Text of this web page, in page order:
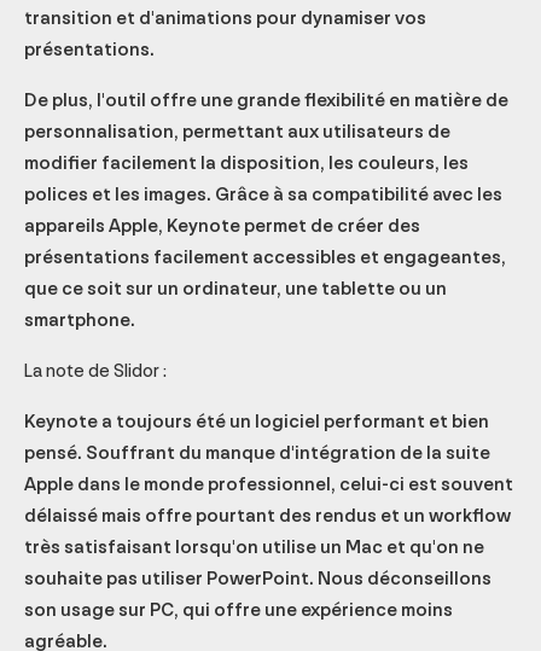
transition et d'animations pour dynamiser vos
présentations.
De plus, l'outil offre une grande flexibilité en matière de
personnalisation, permettant aux utilisateurs de
modifier facilement la disposition, les couleurs, les
polices et les images. Grâce à sa compatibilité avec les
appareils Apple, Keynote permet de créer des
présentations facilement accessibles et engageantes,
que ce soit sur un ordinateur, une tablette ou un
smartphone.
La note de Slidor :
Keynote a toujours été un logiciel performant et bien
pensé. Souffrant du manque d'intégration de la suite
Apple dans le monde professionnel, celui-ci est souvent
délaissé mais offre pourtant des rendus et un workflow
très satisfaisant lorsqu'on utilise un Mac et qu'on ne
souhaite pas utiliser PowerPoint. Nous déconseillons
son usage sur PC, qui offre une expérience moins
agréable.